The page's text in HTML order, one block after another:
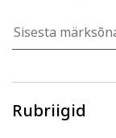
Rubriigid